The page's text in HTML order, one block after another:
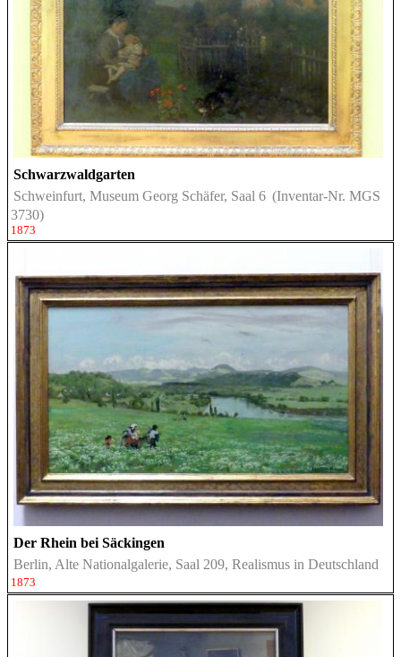
Schwarzwaldgarten
Schweinfurt, Museum Georg Schäfer, Saal 6 (Inventar-Nr. MGS
3730)
1873
Der Rhein bei Säckingen
Berlin, Alte Nationalgalerie, Saal 209, Realismus in Deutschland
1873